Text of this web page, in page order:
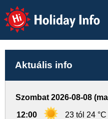
Holiday Info
Aktuális info
Szombat 2026-08-08
12:00 23 tól 24 °C